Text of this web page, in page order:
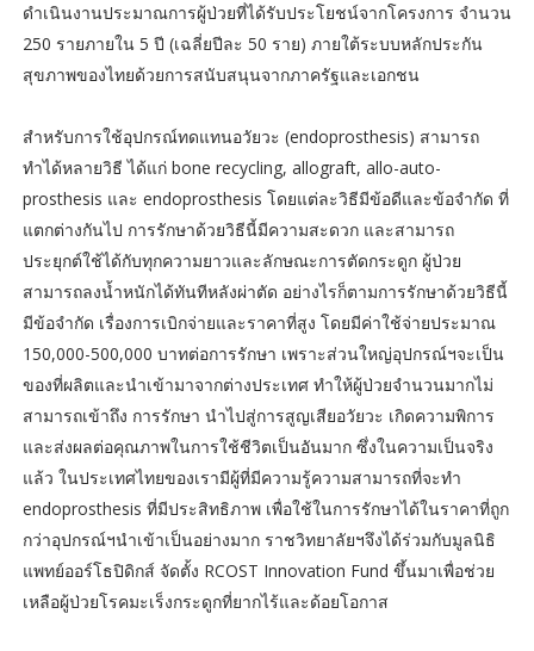
ดำเนินงานประมาณการผู้ป่วยที่ได้รับประโยชน์จากโครงการ จำนวน
250 รายภายใน 5 ปี (เฉลี่ยปีละ 50 ราย) ภายใต้ระบบหลักประกัน
สุขภาพของไทยด้วยการสนับสนุนจากภาครัฐและเอกชน
สำหรับการใช้อุปกรณ์ทดแทนอวัยวะ (endoprosthesis) สามารถ
ทำได้หลายวิธี ได้แก่ bone recycling, allograft, allo-auto-
prosthesis และ endoprosthesis โดยแต่ละวิธีมีข้อดีและข้อจำกัด ที่
แตกต่างกันไป การรักษาด้วยวิธีนี้มีความสะดวก และสามารถ
ประยุกต์ใช้ได้กับทุกความยาวและลักษณะการตัดกระดูก ผู้ป่วย
สามารถลงน้ำหนักได้ทันทีหลังผ่าตัด อย่างไรก็ตามการรักษาด้วยวิธีนี้
มีข้อจำกัด เรื่องการเบิกจ่ายและราคาที่สูง โดยมีค่าใช้จ่ายประมาณ
150,000-500,000 บาทต่อการรักษา เพราะส่วนใหญ่อุปกรณ์ฯจะเป็น
ของที่ผลิตและนำเข้ามาจากต่างประเทศ ทำให้ผู้ป่วยจำนวนมากไม่
สามารถเข้าถึง การรักษา นำไปสู่การสูญเสียอวัยวะ เกิดความพิการ
และส่งผลต่อคุณภาพในการใช้ชีวิตเป็นอันมาก ซึ่งในความเป็นจริง
แล้ว ในประเทศไทยของเรามีผู้ที่มีความรู้ความสามารถที่จะทำ
endoprosthesis ที่มีประสิทธิภาพ เพื่อใช้ในการรักษาได้ในราคาที่ถูก
กว่าอุปกรณ์ฯนำเข้าเป็นอย่างมาก ราชวิทยาลัยฯจึงได้ร่วมกับมูลนิธิ
แพทย์ออร์โธปิดิกส์ จัดตั้ง RCOST Innovation Fund ขึ้นมาเพื่อช่วย
เหลือผู้ป่วยโรคมะเร็งกระดูกที่ยากไร้และด้อยโอกาส